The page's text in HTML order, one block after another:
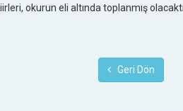
okurun eli altında toplanmış
Geri Dön